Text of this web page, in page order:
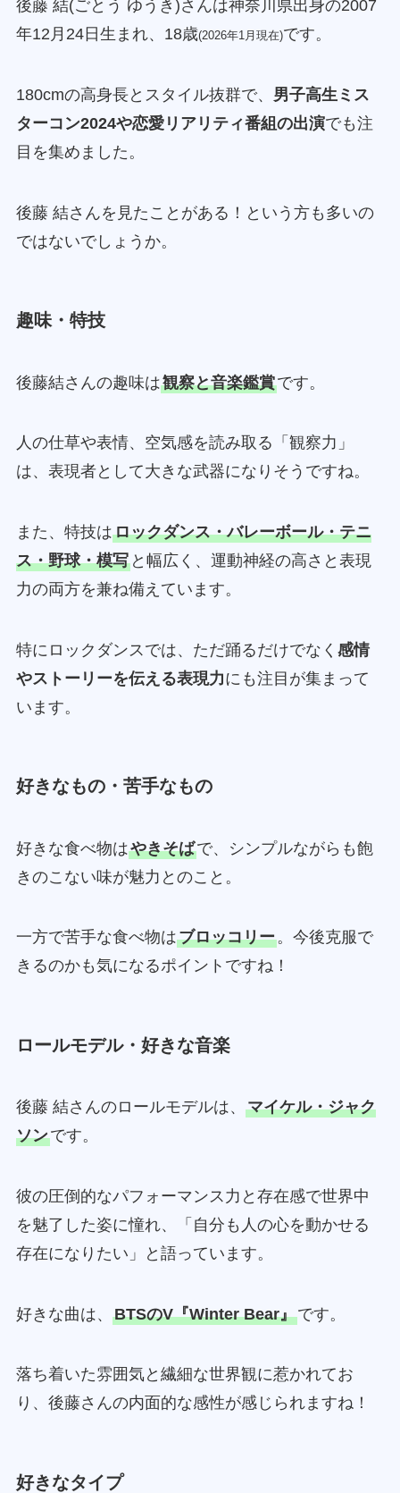
後藤 結(ごとう ゆうき)さんは神奈川県出身の2007
年12月24日生まれ、18歳(2026年1月現在)です。
180cmの高身長とスタイル抜群で、 男子高生ミス
ターコン2024や恋愛リアリティ番組の出演でも注
目を集めました。
後藤 結さんを見たことがある！という方も多いの
ではないでしょうか。
趣味・特技
後藤結さんの趣味は観察と音楽鑑賞です。
人の仕草や表情、空気感を読み取る「観察力」
は、表現者として大きな武器になりそうですね。
また、特技はロックダンス・バレーボール・テニ
ス・野球・模写と幅広く、運動神経の高さと表現
力の両方を兼ね備えています。
特にロックダンスでは、ただ踊るだけでなく 感情
やストーリーを伝える表現力にも注目が集まって
います。
好きなもの・苦手なもの
好きな食べ物はやきそばで、シンプルながらも飽
きのこない味が魅力とのこと。
一方で苦手な食べ物はブロッコリー。今後克服で
きるのかも気になるポイントですね！
ロールモデル・好きな音楽
後藤 結さんのロールモデルは、 マイケル・ジャク
ソンです。
彼の圧倒的なパフォーマンス力と存在感で世界中
を魅了した姿に憧れ、「自分も人の心を動かせる
存在になりたい」と語っています。
好きな曲は、 BTSのV『Winter Bear』です。
落ち着いた雰囲気と繊細な世界観に惹かれてお
り、後藤さんの内面的な感性が感じられますね！
好きなタイプ